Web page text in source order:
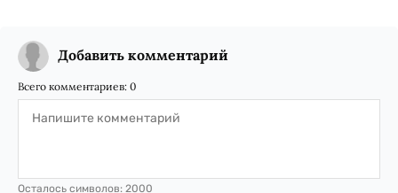
Добавить комментарий
Всего комментариев: 0
Осталось символов: 2000